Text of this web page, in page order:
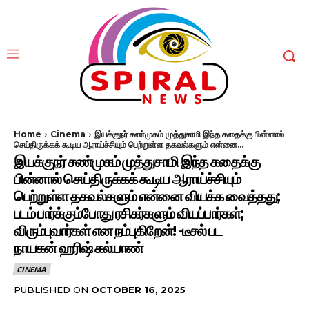
Home Cinema
இயக்குநர் சண்முகம் முத்துசாமி இந்த கதைக்கு பின்னால்
செய்திருக்கக் கூடிய ஆராய்ச்சியும் பெற்றுள்ள தகவல்களும் என்னை...
இயக்குநர் சண்முகம் முத்துசாமி இந்த கதைக்கு
பின்னால் செய்திருக்கக் கூடிய ஆராய்ச்சியும்
பெற்றுள்ள தகவல்களும் என்னை வியக்க வைத்தது;
படம் பார்க்கும்போது ரசிகர்களும் வியப்பார்கள்;
விரும்புவார்கள் என நம்புகிறேன்! -டீசல் பட
நாயகன் ஹரிஷ் கல்யாண்
CINEMA
PUBLISHED ON OCTOBER 16, 2025